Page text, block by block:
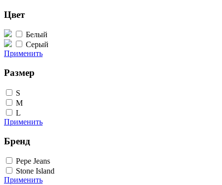
Цвет
Белый
Серый
Применить
Размер
S
M
L
Применить
Бренд
Pepe Jeans
Stone Island
Применить